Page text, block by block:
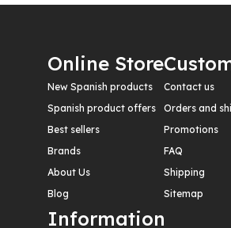
Online Store
New Spanish products
Spanish product offers
Best sellers
Brands
About Us
Blog
Contact us
Orders and
Promotions
FAQ
Shipping
Sitemap
Information